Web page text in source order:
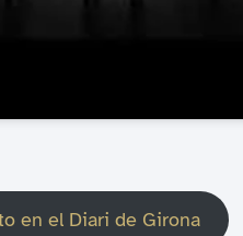
en el Diari de Girona